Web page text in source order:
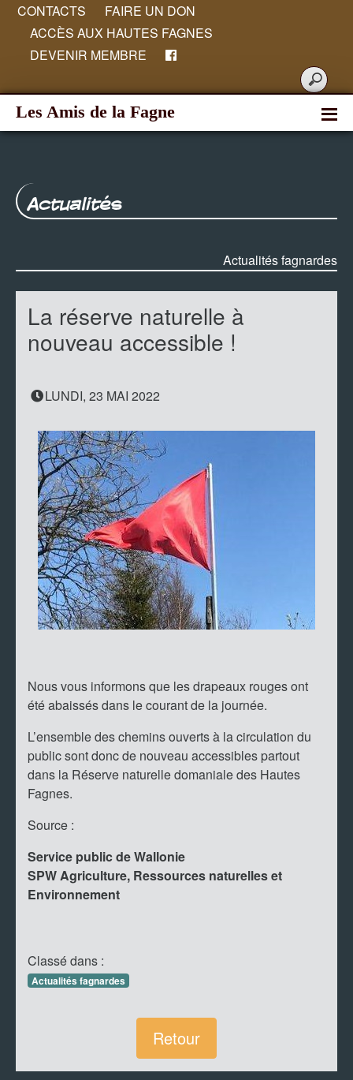
CONTACTS
FAIRE UN DON
ACCÈS AUX HAUTES FAGNES
DEVENIR MEMBRE
Les Amis de la Fagne
Actualités
Actualités fagnardes
La réserve naturelle à
nouveau accessible !
LUNDI, 23 MAI 2022
Nous vous informons que les drapeaux rouges ont
été abaissés dans le courant de la journée.
L’ensemble des chemins ouverts à la circulation du
public sont donc de nouveau accessibles partout
dans la Réserve naturelle domaniale des Hautes
Fagnes.
Source :
Service public de Wallonie
SPW Agriculture, Ressources naturelles et
Environnement
Classé dans :
Actualités fagnardes
Retour